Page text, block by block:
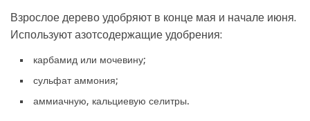
Взрослое дерево удобряют в конце мая и начале июня.
Используют азотсодержащие удобрения:
карбамид или мочевину;
сульфат аммония;
аммиачную, кальциевую селитры.